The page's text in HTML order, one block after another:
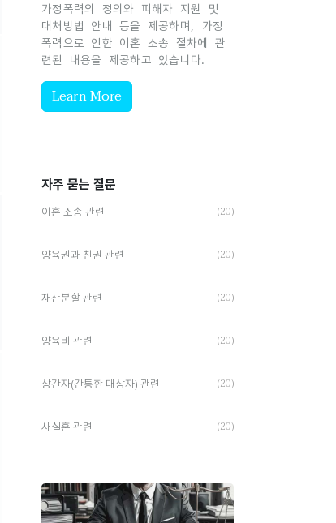
가정폭력의 정의와 피해자 지원 및
대처방법 안내 등을 제공하며, 가정
폭력으로 인한 이혼 소송 절차에 관
련된 내용을 제공하고 있습니다.
Learn More
자주 묻는 질문
이혼 소송 관련 (20)
양육권과 친권 관련 (20)
재산분할 관련 (20)
양육비 관련 (20)
상간자(간통한 대상자) 관련 (20)
사실혼 관련 (20)